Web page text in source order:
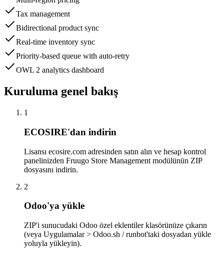
Tax management
Bidirectional product sync
Real-time inventory sync
Priority-based queue with auto-retry
OWL 2 analytics dashboard
Kuruluma genel bakış
1
ECOSIRE'dan indirin
Lisansı ecosire.com adresinden satın alın ve hesap kontrol
panelinizden Fruugo Store Management modülünün ZIP
dosyasını indirin.
2
Odoo'ya yükle
ZIP'i sunucudaki Odoo özel eklentiler klasörünüze çıkarın
(veya Uygulamalar > Odoo.sh / runbot'taki dosyadan yükle
yoluyla yükleyin).